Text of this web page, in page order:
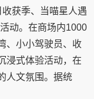
获季、当喵星人遇
动。在商场内1000
、小小驾驶员、收
浸式体验活动，在
人文氛围。据统